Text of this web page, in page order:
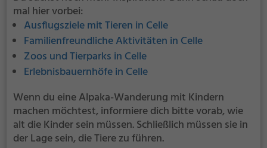
mal hier vorbei:
Ausflugsziele mit Tieren in Celle
Familienfreundliche Aktivitäten in Celle
Zoos und Tierparks in Celle
Erlebnisbauernhöfe in Celle
Wenn du eine Alpaka-Wanderung mit Kindern
machen möchtest, informiere dich bitte vorab, wie
alt die Kinder sein müssen. Schließlich müssen sie in
der Lage sein, die Tiere zu führen.